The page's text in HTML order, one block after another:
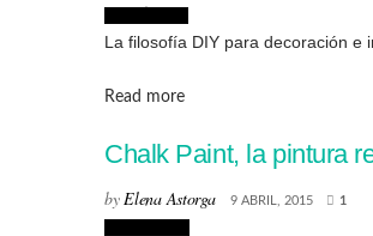
La filosofía DIY para decoración e
Read moreDetails
Chalk Paint, la pintura
byElena Astorga 9 ABRIL, 2015 1